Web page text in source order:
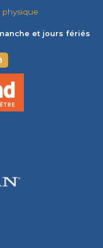
et jours fériés